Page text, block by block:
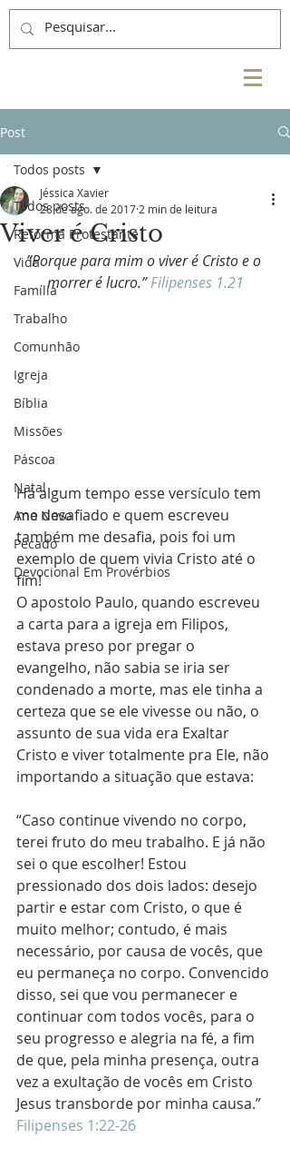
Post
Todos posts
Reforma Protestante
Vida
Família
Trabalho
Comunhão
Igreja
Bíblia
Missões
Páscoa
Natal
Ano Novo
Pecado
Devocional Em Provérbios
Todos posts
Viver é Cristo
Jéssica Xavier
28 de ago. de 2017 2 min de leitura
”Porque para mim o viver é Cristo e o
morrer é lucro.” Filipenses 1.21
Há algum tempo esse versículo tem
me desafiado e quem escreveu
também me desafia, pois foi um
exemplo de quem vivia Cristo até o
fim!
O apostolo Paulo, quando escreveu
a carta para a igreja em Filipos,
estava preso por pregar o
evangelho, não sabia se iria ser
condenado a morte, mas ele tinha a
certeza que se ele vivesse ou não, o
assunto de sua vida era Exaltar
Cristo e viver totalmente pra Ele, não
importando a situação que estava:
“Caso continue vivendo no corpo,
terei fruto do meu trabalho. E já não
sei o que escolher! Estou
pressionado dos dois lados: desejo
partir e estar com Cristo, o que é
muito melhor; contudo, é mais
necessário, por causa de vocês, que
eu permaneça no corpo. Convencido
disso, sei que vou permanecer e
continuar com todos vocês, para o
seu progresso e alegria na fé, a fim
de que, pela minha presença, outra
vez a exultação de vocês em Cristo
Jesus transborde por minha causa.”
Filipenses 1:22-26